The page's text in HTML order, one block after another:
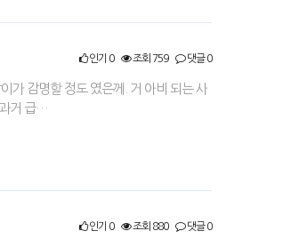
인기 0 조회 759 댓글 0
가 감명할 정도 였은께. 거 아비 되는 사
과거 급…
인기 0 조회 880 댓글 0